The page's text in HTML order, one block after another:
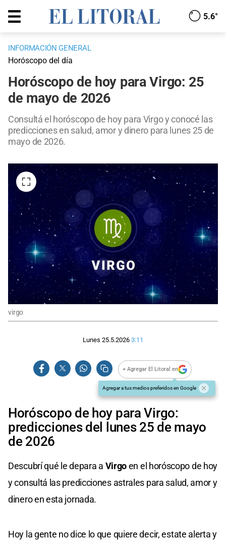
5.6°
INFORMACIÓN GENERAL
Horóscopo del día
Horóscopo de hoy para Virgo: 25
de mayo de 2026
Consultá el horóscopo de hoy para Virgo y conocé las
predicciones en salud, amor y dinero para lunes 25 de
mayo de 2026.
virgo
Lunes 25.5.2026 3:11
+ Agregar El Litoral en
Agregar a tus medios preferidos en Google
Horóscopo de hoy para Virgo:
predicciones del lunes 25 de mayo
de 2026
Descubrí qué le depara a Virgoen el horóscopo de hoy
y consultá las predicciones astrales para salud, amor y
dinero en esta jornada.
Hoy la gente no dice lo que quiere decir, estate alerta y